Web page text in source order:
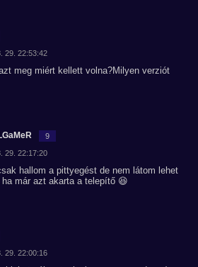
29. 22:53:42
meg miért kellett volna?Milyen verziót
9
29. 22:17:20
hallom a pittyegést de nem látom lehet
már azt akarta a telepítő 😆
29. 22:00:16